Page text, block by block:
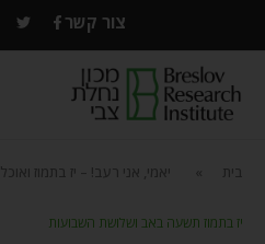
צור קשר
בית יאמי, אני רעב! – יז בתמוז ואוכל
יז בתמוז תשעה באב ושלושת השבועות